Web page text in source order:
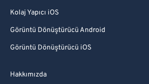
Kolaj Yapıcı iOS
Görüntü Dönüştürücü Android
Görüntü Dönüştürücü iOS
Hakkımızda